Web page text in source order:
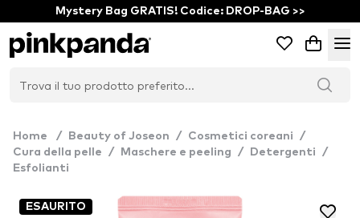
Mystery Bag GRATIS! Codice: DROP-BAG >>
Home / Beauty of Joseon / Cosmetici coreani
/
Cura della pelle
/ Maschere e peeling / Detergenti
/
Esfolianti
ESAURITO